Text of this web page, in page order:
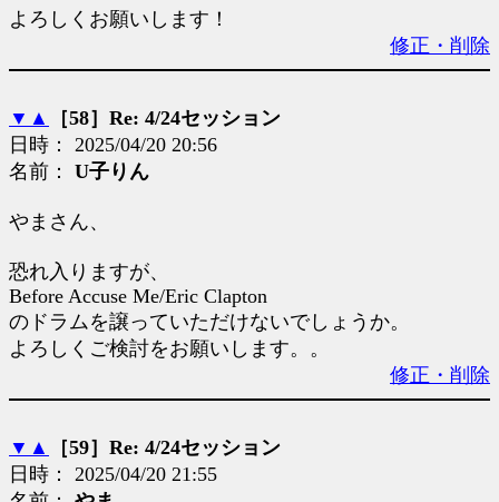
よろしくお願いします！
修正・削除
▼ ▲
［58］Re: 4/24セッション
日時： 2025/04/20 20:56
名前： U子りん
やまさん、
恐れ入りますが、
Before Accuse Me/Eric Clapton
のドラムを譲っていただけないでしょうか。
よろしくご検討をお願いします。。
修正・削除
▼ ▲
［59］Re: 4/24セッション
日時： 2025/04/20 21:55